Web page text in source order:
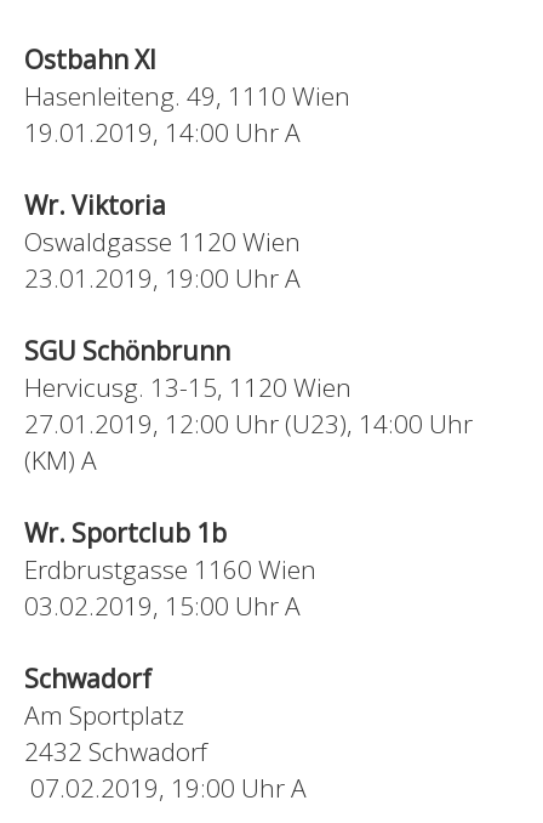
Ostbahn XI
Hasenleiteng. 49, 1110 Wien
19.01.2019, 14:00 Uhr A
Wr. Viktoria
Oswaldgasse 1120 Wien
23.01.2019, 19:00 Uhr A
SGU Schönbrunn
Hervicusg. 13-15, 1120 Wien
27.01.2019, 12:00 Uhr (U23), 14:00 Uhr
(KM) A
Wr. Sportclub 1b
Erdbrustgasse 1160 Wien
03.02.2019, 15:00 Uhr A
Schwadorf
Am Sportplatz
2432 Schwadorf
07.02.2019, 19:00 Uhr A